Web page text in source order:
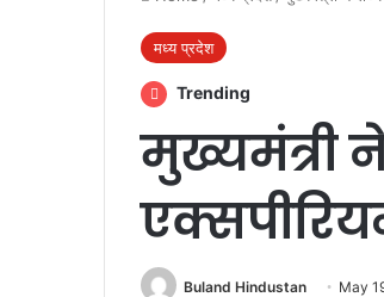
मध्य प्रदेश
Trending
मुख्यमंत्री
Buland Hindustan May